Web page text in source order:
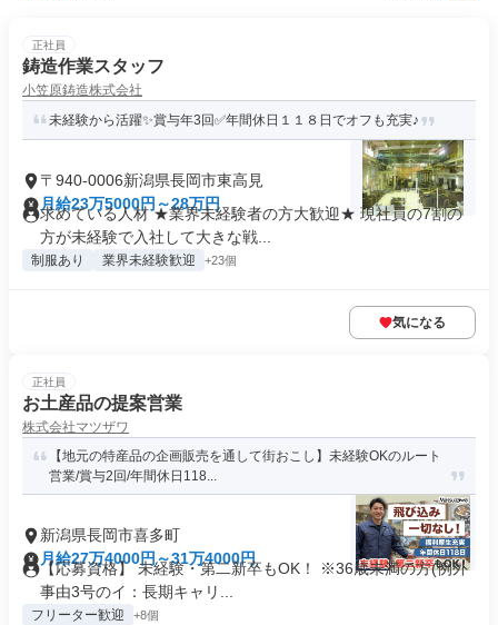
正社員
鋳造作業スタッフ
小笠原鋳造株式会社
未経験から活躍✨賞与年3回✅年間休日１１８日でオフも充実♪
〒940-0006新潟県長岡市東高見
月給23万5000円～28万円
求めている人材 ★業界未経験者の方大歓迎★ 現社員の7割の
方が未経験で入社して大きな戦...
制服あり 業界未経験歓迎 +23個
気になる
正社員
お土産品の提案営業
株式会社マツザワ
【地元の特産品の企画販売を通して街おこし】未経験OKのルート
営業/賞与2回/年間休日118...
新潟県長岡市喜多町
月給27万4000円～31万4000円
【応募資格】 未経験・第二新卒もOK！ ※36歳未満の方(例外
事由3号のイ：長期キャリ...
フリーター歓迎 +8個